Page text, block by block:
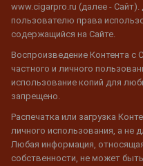
www.cigarpro.ru (далее - Сайт).
пользователю права
содержащийся на Сайте.
Воспроизведение Контента с
частного и личного
использование копий для
запрещено.
Распечатка или загрузка
личного использования, а не
Любая информация,
собственности, не может